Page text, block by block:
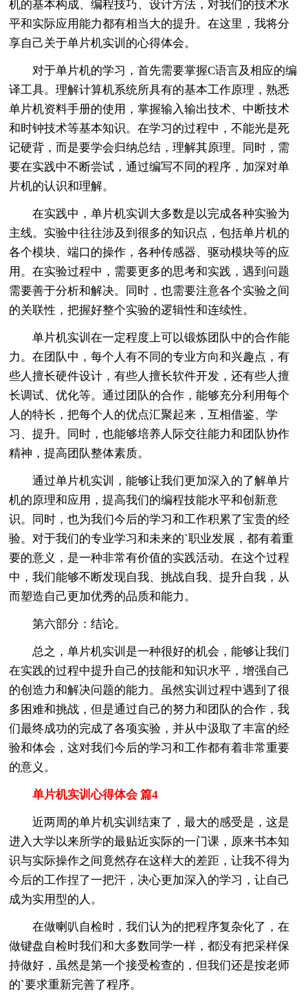
机的基本构成、编程技巧、设计方法，对我们的技术水
平和实际应用能力都有相当大的提升。在这里，我将分
享自己关于单片机实训的心得体会。
对于单片机的学习，首先需要掌握C语言及相应的编
译工具。理解计算机系统所具有的基本工作原理，熟悉
单片机资料手册的使用，掌握输入输出技术、中断技术
和时钟技术等基本知识。在学习的过程中，不能光是死
记硬背，而是要学会归纳总结，理解其原理。同时，需
要在实践中不断尝试，通过编写不同的程序，加深对单
片机的认识和理解。
在实践中，单片机实训大多数是以完成各种实验为
主线。实验中往往涉及到很多的知识点，包括单片机的
各个模块、端口的操作，各种传感器、驱动模块等的应
用。在实验过程中，需要更多的思考和实践，遇到问题
需要善于分析和解决。同时，也需要注意各个实验之间
的关联性，把握好整个实验的逻辑性和连续性。
单片机实训在一定程度上可以锻炼团队中的合作能
力。在团队中，每个人有不同的专业方向和兴趣点，有
些人擅长硬件设计，有些人擅长软件开发，还有些人擅
长调试、优化等。通过团队的合作，能够充分利用每个
人的特长，把每个人的优点汇聚起来，互相借鉴、学
习、提升。同时，也能够培养人际交往能力和团队协作
精神，提高团队整体素质。
通过单片机实训，能够让我们更加深入的了解单片
机的原理和应用，提高我们的编程技能水平和创新意
识。同时，也为我们今后的学习和工作积累了宝贵的经
验。对于我们的专业学习和未来的`职业发展，都有着重
要的意义，是一种非常有价值的实践活动。在这个过程
中，我们能够不断发现自我、挑战自我、提升自我，从
而塑造自己更加优秀的品质和能力。
第六部分：结论。
总之，单片机实训是一种很好的机会，能够让我们
在实践的过程中提升自己的技能和知识水平，增强自己
的创造力和解决问题的能力。虽然实训过程中遇到了很
多困难和挑战，但是通过自己的努力和团队的合作，我
们最终成功的完成了各项实验，并从中汲取了丰富的经
验和体会，这对我们今后的学习和工作都有着非常重要
的意义。
单片机实训心得体会 篇4
近两周的单片机实训结束了，最大的感受是，这是
进入大学以来所学的最贴近实际的一门课，原来书本知
识与实际操作之间竟然存在这样大的差距，让我不得为
今后的工作捏了一把汗，决心更加深入的学习，让自己
成为实用型的人。
在做喇叭自检时，我们认为的把程序复杂化了，在
做键盘自检时我们和大多数同学一样，都没有把采样保
持做好，虽然是第一个接受检查的，但我们还是按老师
的`要求重新完善了程序。